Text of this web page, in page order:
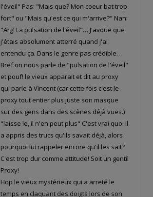
l'éveil" Pas: "Mais que? Mon coeur bat trop
fort" ou "Mais qu'est ce qui m'arrive?" Nan:
"Arg! La pulsation de l'éveil"… J'avoue que
j'étais absolument atterré quand j'ai
entendu ça. Dans le genre pas crédible…
Bref on nous parle de "pulsation de l'éveil"
et pouf! le vieux apparait et dit au proxy
qui parle à Vincent (car cette fois c'est le
proxy tout entier plus juste son masque
sur des gens dans des scènes déjà vues.)
"laisse le, il n'en peut plus" C'est vrai quoi il
a appris des trucs qu'ils savait déjà, alors
pourquoi lui rappeler encore qu'il les sait?
C'est trop dur comme attitude! Soit un gentil
Proxy!
Hop le vieux mystérieux qui a arreté le
temps en claquant des doigts lors de son